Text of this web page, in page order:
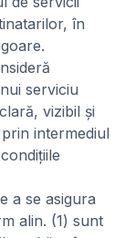
în
serviciu
vizibil și
intermediul
a se asigura
alin. (1) sunt